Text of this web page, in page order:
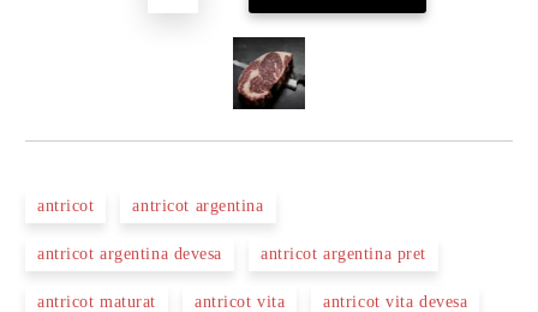
antricot antricot argentina
antricot argentina devesa antricot argentina pret
antricot maturat antricot vita antricot vita devesa